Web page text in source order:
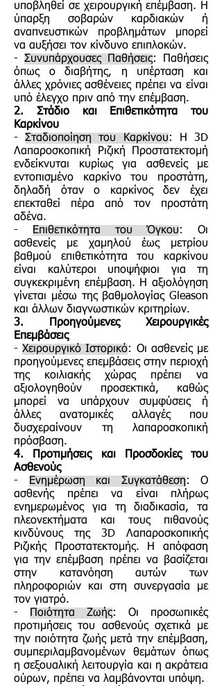
υποβληθεί σε χειρουργική επέμβαση. Η
ύπαρξη σοβαρών καρδιακών ή
αναπνευστικών προβλημάτων μπορεί
να αυξήσει τον κίνδυνο επιπλοκών.
- Συνυπάρχουσες Παθήσεις: Παθήσεις
όπως ο διαβήτης, η υπέρταση και
άλλες χρόνιες ασθένειες πρέπει να είναι
υπό έλεγχο πριν από την επέμβαση.
2. Στάδιο και Επιθετικότητα του
Καρκίνου
-Σταδιοποίηση του Καρκίνου: Η 3D
Λαπαροσκοπική Ριζική Προστατεκτομή
ενδείκνυται κυρίως για ασθενείς με
εντοπισμένο καρκίνο του προστάτη,
δηλαδή όταν ο καρκίνος δεν έχει
επεκταθεί πέρα από τον προστάτη
αδένα.
-
Επιθετικότητα του Όγκου: Οι
ασθενείς με χαμηλού έως μετρίου
βαθμού επιθετικότητα του καρκίνου
είναι καλύτεροι υποψήφιοι για τη
συγκεκριμένη επέμβαση. Η αξιολόγηση
γίνεται μέσω της βαθμολογίας Gleason
και άλλων διαγνωστικών κριτηρίων.
3. Προηγούμενες Χειρουργικές
Επεμβάσεις
-Χειρουργικό Ιστορικό: Οι ασθενείς με
προηγούμενες επεμβάσεις στην περιοχή
της κοιλιακής χώρας πρέπει να
αξιολογηθούν προσεκτικά, καθώς
μπορεί να υπάρχουν συμφύσεις ή
άλλες ανατομικές αλλαγές που
δυσχεραίνουν τη λαπαροσκοπική
πρόσβαση.
4. Προτιμήσεις και Προσδοκίες του
Ασθενούς
-
Ενημέρωση και Συγκατάθεση: Ο
ασθενής πρέπει να είναι πλήρως
ενημερωμένος για τη διαδικασία, τα
πλεονεκτήματα και τους πιθανούς
κινδύνους της 3D Λαπαροσκοπικής
Ριζικής Προστατεκτομής. Η απόφαση
για την επέμβαση πρέπει να βασίζεται
στην κατανόηση αυτών των
πληροφοριών και στη συνεργασία με
τον γιατρό.
-
Ποιότητα Ζωής: Οι προσωπικές
προτιμήσεις του ασθενούς σχετικά με
την ποιότητα ζωής μετά την επέμβαση,
συμπεριλαμβανομένων θεμάτων όπως
η σεξουαλική λειτουργία και η ακράτεια
ούρων, πρέπει να λαμβάνονται υπόψη.